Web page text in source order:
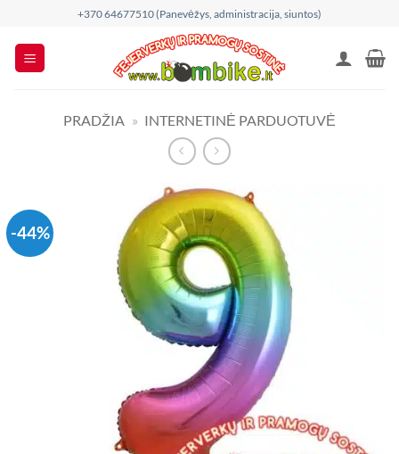
content
+370 64677510 (Panevėžys, administracija, siuntos)
PRADŽIA » INTERNETINĖ PARDUOTUVĖ
-44%